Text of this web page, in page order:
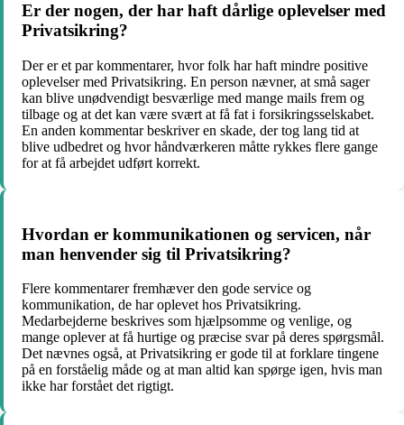
Er der nogen, der har haft dårlige oplevelser med
Privatsikring?
Der er et par kommentarer, hvor folk har haft mindre positive
oplevelser med Privatsikring. En person nævner, at små sager
kan blive unødvendigt besværlige med mange mails frem og
tilbage og at det kan være svært at få fat i forsikringsselskabet.
En anden kommentar beskriver en skade, der tog lang tid at
blive udbedret og hvor håndværkeren måtte rykkes flere gange
for at få arbejdet udført korrekt.
Hvordan er kommunikationen og servicen, når
man henvender sig til Privatsikring?
Flere kommentarer fremhæver den gode service og
kommunikation, de har oplevet hos Privatsikring.
Medarbejderne beskrives som hjælpsomme og venlige, og
mange oplever at få hurtige og præcise svar på deres spørgsmål.
Det nævnes også, at Privatsikring er gode til at forklare tingene
på en forståelig måde og at man altid kan spørge igen, hvis man
ikke har forstået det rigtigt.